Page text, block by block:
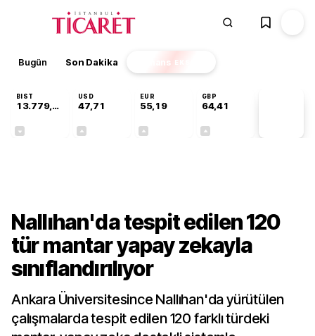
Bugün Son Dakika Finans EKSTRA
BIST
13.779,39
USD
47,71
EUR
55,19
GBP
64,41
Nallıhan'da tespit edilen 120
tür mantar yapay zekayla
sınıflandırılıyor
Ankara Üniversitesince Nallıhan'da yürütülen
çalışmalarda tespit edilen 120 farklı türdeki